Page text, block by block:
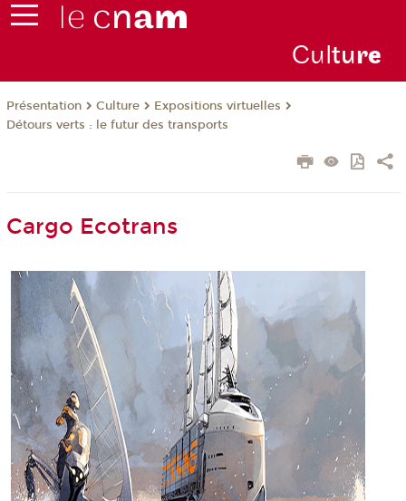
Culture
Présentation Culture
Expositions virtuelles
Détours verts : le futur des transports
Cargo Ecotrans